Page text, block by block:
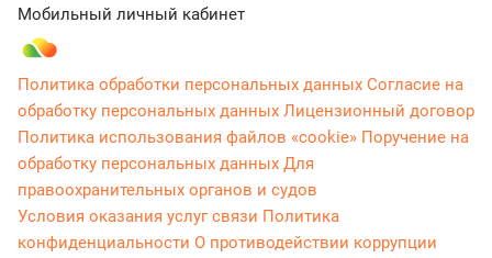
Мобильный личный кабинет
Политика обработки персональных данных Согласие на
обработку персональных данных Лицензионный договор
Политика использования файлов «cookie» Поручение на
обработку персональных данных Для
правоохранительных органов и судов
Условия оказания услуг связи Политика
конфиденциальности О противодействии коррупции